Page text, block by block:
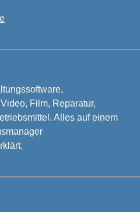
Film, Reparatur,
Alles auf einem